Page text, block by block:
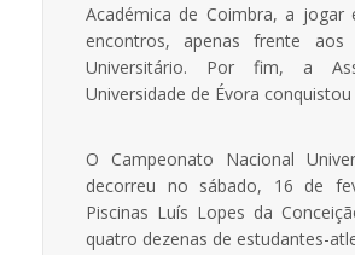
Académica de Coimbra, a jogar
encontros, apenas frente aos
Universitário. Por fim, a
Universidade de Évora
O Campeonato Nacional
decorreu no sábado, 16 de
Piscinas Luís Lopes da
quatro dezenas de estudantes-